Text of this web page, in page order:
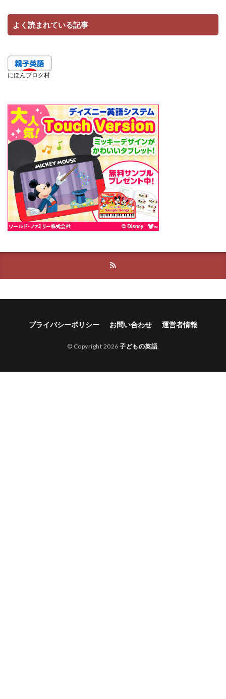
よく読まれている記事
にほんブログ村
プライバシーポリシー お問い合わせ 運営者情報
© Copyright 2026 子どもの英語